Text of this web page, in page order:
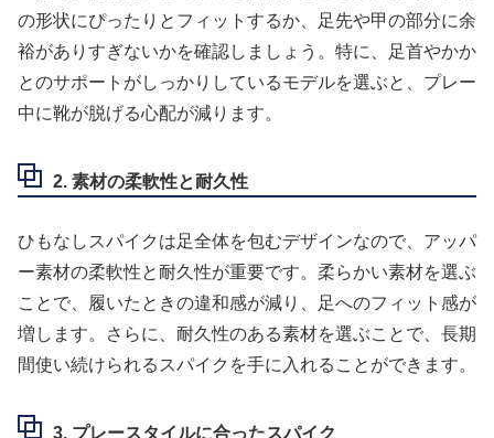
の形状にぴったりとフィットするか、足先や甲の部分に余
裕がありすぎないかを確認しましょう。特に、足首やかか
とのサポートがしっかりしているモデルを選ぶと、プレー
中に靴が脱げる心配が減ります。
2. 素材の柔軟性と耐久性
ひもなしスパイクは足全体を包むデザインなので、アッパ
ー素材の柔軟性と耐久性が重要です。柔らかい素材を選ぶ
ことで、履いたときの違和感が減り、足へのフィット感が
増します。さらに、耐久性のある素材を選ぶことで、長期
間使い続けられるスパイクを手に入れることができます。
3. プレースタイルに合ったスパイク